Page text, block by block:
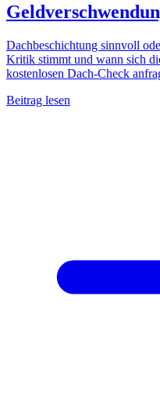
Dachbeschichtung sinnvoll
Kritik stimmt und wann sich
kostenlosen Dach-Check
Beitrag lesen